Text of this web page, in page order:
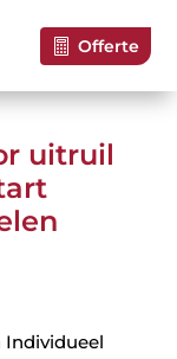
Offerte
uitruil
Individueel